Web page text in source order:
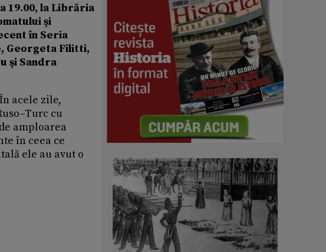
19.00, la Librăria
şi
în Seria
Georgeta Filitti,
şi Sandra
acele zile,
cu
amploarea
în ceea ce
ele au avut o